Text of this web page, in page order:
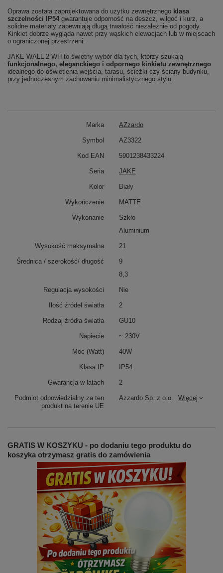
Oprawa została zaprojektowana do użytku zewnętrznego klasa
szczelności IP54 gwarantuje odporność na deszcz, wilgoć i kurz, a
solidne materiały zapewniają długą trwałość niezależnie od pogody.
Kinkiet dobrze wygląda nawet przy wąskich elewacjach lub w miejscach
o ograniczonej przestrzeni.
JAKE WALL 2 WH to świetny wybór dla tych, którzy szukają
funkcjonalnego, eleganckiego i odpornego kinkietu zewnętrznego
idealnego do oświetlenia wejścia, tarasu, ścieżki czy ściany budynku,
przy jednoczesnym zachowaniu minimalistycznego stylu.
Marka AZzardo
Podmiot odpowiedzialny za ten
produkt na terenie UE
Azzardo Sp. z o.o. Więcej
Symbol AZ3322
Kod EAN 5901238433224
Seria JAKE
Kolor Biały
Wykończenie MATTE
Wykonanie
Szkło
Aluminium
Wysokość maksymalna 21
Średnica / szerokość/ długość
9
8,3
Regulacja wysokości Nie
Ilość źródeł światła 2
Rodzaj źródła światła GU10
Napiecie ~ 230V
Moc (Watt) 40W
Klasa IP IP54
Gwarancja w latach 2
GRATIS W KOSZYKU - po dodaniu tego produktu do
koszyka otrzymasz gratis do zamówienia